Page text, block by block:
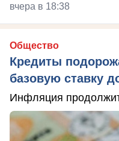
вчера в 18:38
Общество
Кредиты
базовую ставку
Инфляция